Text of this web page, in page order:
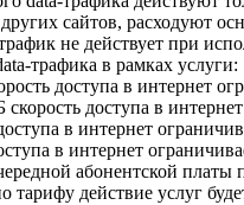
сайтов, расходуют
не действует при
трафика в рамках услуги:
доступа в интернет
доступа в
в интернет
в интернет
абонентской платы
тарифу действие услуг